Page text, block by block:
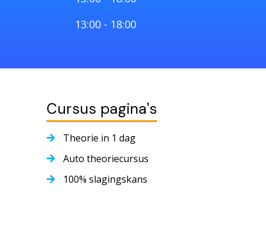
13:00 - 18:00
Cursus pagina's
Theorie in 1 dag
Auto theoriecursus
100% slagingskans